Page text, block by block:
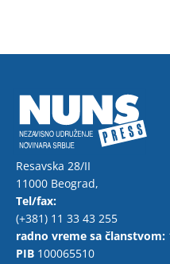
Resavska 28/II
11000 Beograd,
Tel/fax:
(+381) 11 33 43 255
radno vreme sa članstvom:
PIB 100065510